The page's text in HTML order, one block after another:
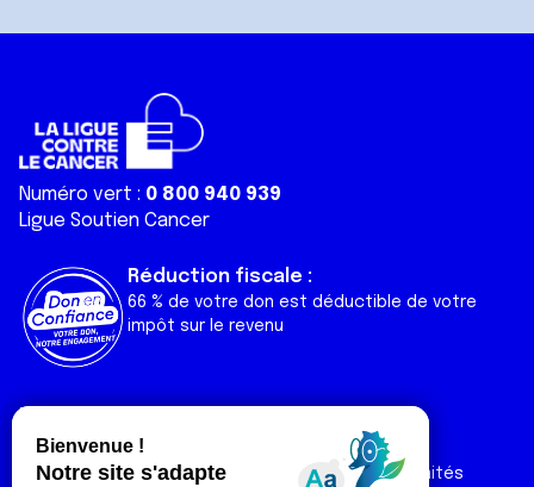
Numéro vert : 0 800 940 939
Ligue Soutien Cancer
Réduction fiscale :
66 % de votre don est déductible de votre
impôt sur le revenu
Liens utiles
Nos actualités
Nos publications
Espace Ligue & comités